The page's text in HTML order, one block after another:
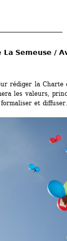
La Semeuse /
rédiger la Charte
les valeurs,
et diffuser.